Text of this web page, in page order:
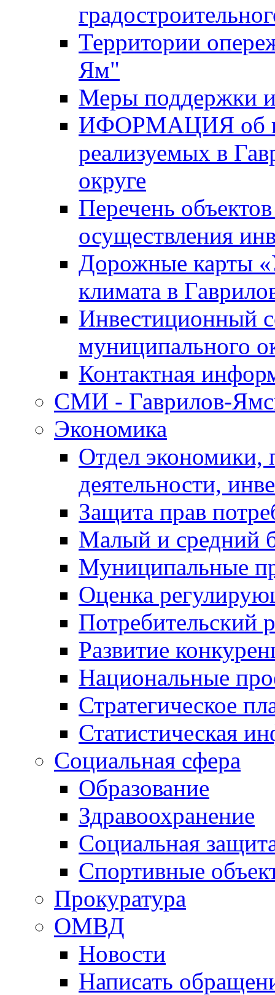
Территории
Ям"
Меры поддержки
ИФОРМАЦИЯ об
реализуемых в
округе
Перечень
осуществления
Дорожные карты
климата в
Инвестиционный
муниципального
Контактная
СМИ - Гаврилов-
Экономика
Отдел экономики,
деятельности,
Защита прав
Малый и средний
Муниципальные
Оценка
Потребительский
Развитие
Национальные
Стратегическое
Статистическая
Социальная сфера
Образование
Здравоохранение
Социальная
Спортивные
Прокуратура
ОМВД
Новости
Написать